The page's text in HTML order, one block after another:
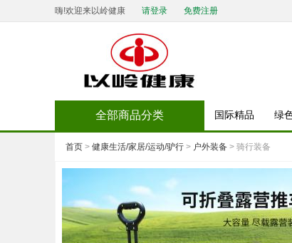
嗨!欢迎来以岭健康 请登录 免费注册
全部商品分类 国际精品 绿
首页 > 健康生活/家居/运动/驴行 > 户外装备 > 骑行装备